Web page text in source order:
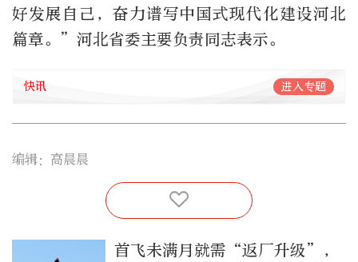
好发展自己，奋力谱写中国式现代化建设河北
篇章。”河北省委主要负责同志表示。
快讯 进入专题
编辑：高晨晨
首飞未满月就需“返厂升级”，